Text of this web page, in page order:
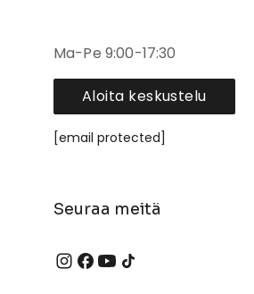
Ma-Pe 9:00-17:30
Aloita keskustelu
[email protected]
Seuraa meitä